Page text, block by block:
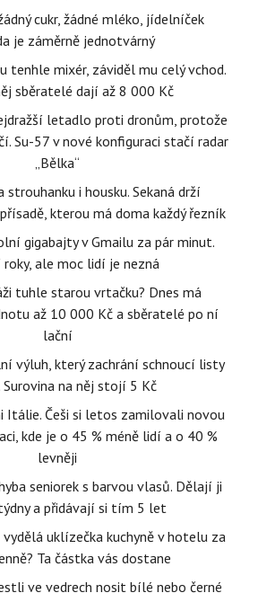
cukr, žádné mléko, jídelníček
je záměrně jednotvárný
tenhle mixér, záviděl mu celý vchod.
sběratelé dají až 8 000 Kč
letadlo proti dronům, protože
Su-57 v nové konfiguraci stačí radar
„Bělka“
i housku. Sekaná drží
kterou má doma každý řezník
gigabajty v Gmailu za pár minut.
roky, ale moc lidí je nezná
tuhle starou vrtačku? Dnes má
až 10 000 Kč a sběratelé po ní
lační
výluh, který zachrání schnoucí listy
Surovina na něj stojí 5 Kč
Itálie. Češi si letos zamilovali novou
kde je o 45 % méně lidí a o 40 %
levněji
seniorek s barvou vlasů. Dělají ji
a přidávají si tím 5 let
vydělá uklízečka kuchyně v hotelu za
Ta částka vás dostane
ve vedrech nosit bílé nebo černé